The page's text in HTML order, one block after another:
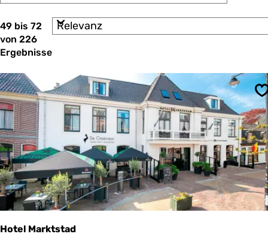
m
ö
c
h
t
e
s
t
d
u
u
n
t
i
r
e
n
a
c
h
:
49 bis 72
von 226
Ergebnisse
S
r
t
e
r
e
n
n
a
c
h
:
Hotel Marktstad